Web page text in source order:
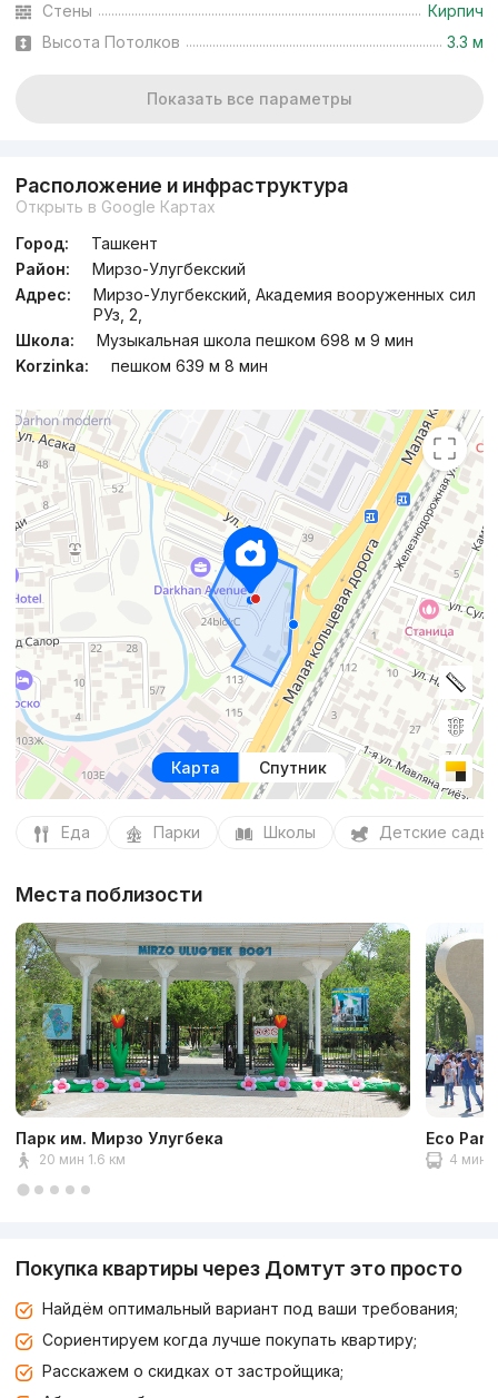
Стены
Кирпич
Высота Потолков
3.3 м
Показать все параметры
Расположение и инфраструктура
Открыть в Google Картах
Город:
Ташкент
Район:
Мирзо-Улугбекский
Адрес:
Мирзо-Улугбекский, Академия вооруженных сил
РУз, 2,
Школа:
Музыкальная школа пешком 698 м 9 мин
Korzinka:
пешком 639 м 8 мин
Карта Спутник
Еда Парки Школы Детские сады
Места поблизости
Парк им. Мирзо Улугбека
20 мин 1.6 км
Eco Park
4 мин
Покупка квартиры через Домтут это просто
Найдём оптимальный вариант под ваши требования;
Сориентируем когда лучше покупать квартиру;
Расскажем о скидках от застройщика;